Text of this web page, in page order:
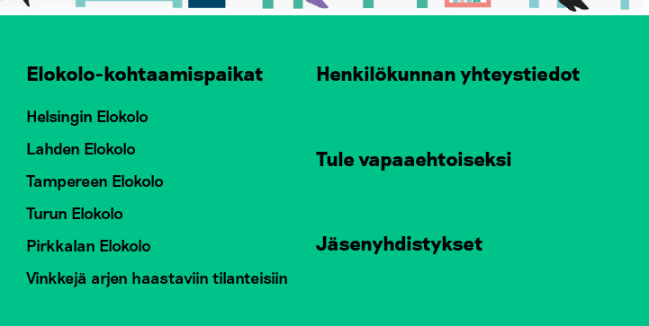
Elokolo-kohtaamispaikat
Helsingin Elokolo
Lahden Elokolo
Tampereen Elokolo
Turun Elokolo
Pirkkalan Elokolo
Vinkkejä arjen haastaviin tilanteisiin
Henkilökunnan yhteystiedot
Tule vapaaehtoiseksi
Jäsenyhdistykset